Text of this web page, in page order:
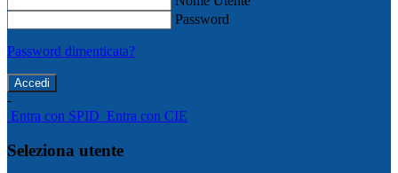
Password
Password dimenticata?
-
Entra con SPID Entra con CIE
Seleziona utente